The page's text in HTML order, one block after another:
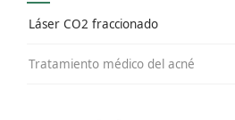
Láser CO2 fraccionado
Tratamiento médico del acné